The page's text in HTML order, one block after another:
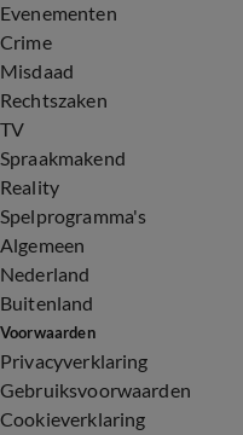
Evenementen
Crime
Misdaad
Rechtszaken
TV
Spraakmakend
Reality
Spelprogramma's
Algemeen
Nederland
Buitenland
Voorwaarden
Privacyverklaring
Gebruiksvoorwaarden
Cookieverklaring